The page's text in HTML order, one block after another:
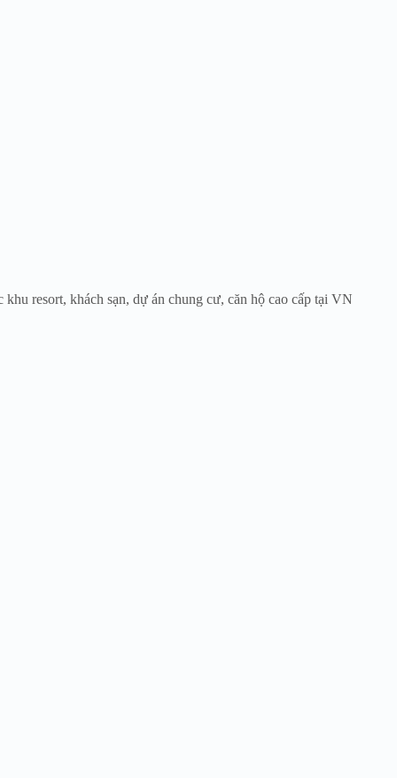
resort, khách sạn, dự án chung cư, căn hộ cao cấp tại VN